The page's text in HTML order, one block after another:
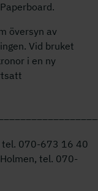
översyn av
Vid bruket
i en ny
tel. 070-673 16 40
tel. 070-